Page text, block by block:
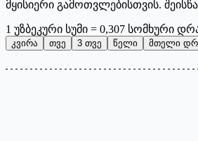
მყისიერი გამოთვლებისთვის.
1 უზბეკური სუმი = 0,307 სომხური
კვირა თვე 3 თვე წელი მთელი